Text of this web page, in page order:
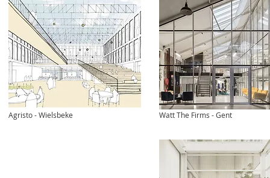
Agristo - Wielsbeke Watt The Firms - Gent